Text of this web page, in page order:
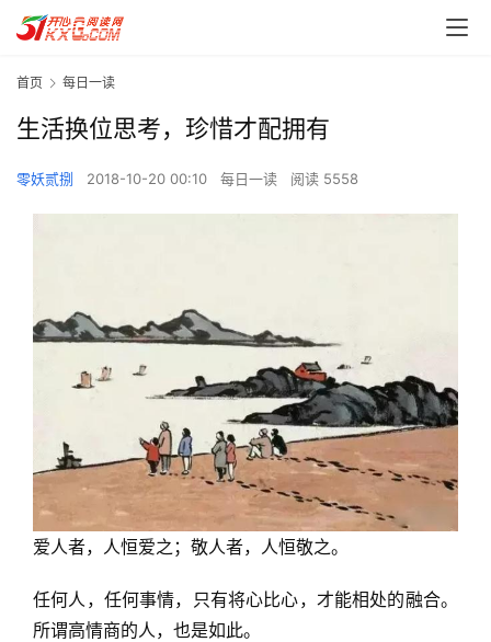
首页 每日一读
生活换位思考，珍惜才配拥有
零妖贰捌 2018-10-20 00:10 每日一读 阅读 5558
爱人者，人恒爱之；敬人者，人恒敬之。
任何人，任何事情，只有将心比心，才能相处的融合。
所谓高情商的人，也是如此。